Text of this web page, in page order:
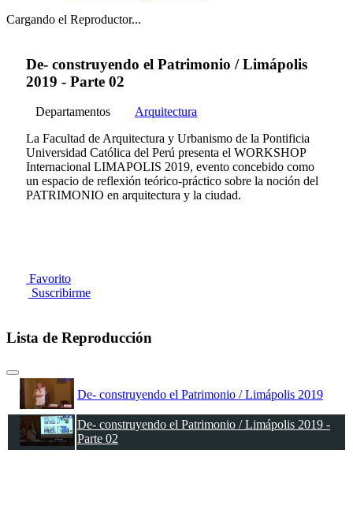
Cargando el Reproductor...
De- construyendo el Patrimonio / Limápolis
2019 - Parte 02
Departamentos
Arquitectura
La Facultad de Arquitectura y Urbanismo de la Pontificia
Universidad Católica del Perú presenta el WORKSHOP
Internacional LIMAPOLIS 2019, evento concebido como
un espacio de reflexión teórico-práctico sobre la noción del
PATRIMONIO en arquitectura y la ciudad.
Favorito
Suscribirme
Lista de Reproducción
De- construyendo el Patrimonio / Limápolis 2019
De- construyendo el Patrimonio / Limápolis 2019 -
Parte 02